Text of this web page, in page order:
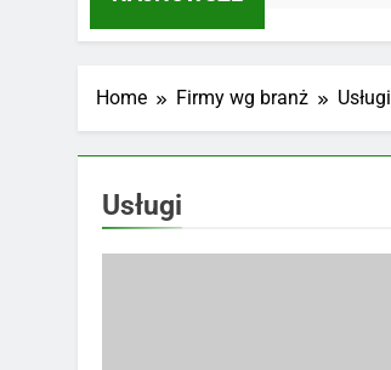
Home Firmy wg branż Usługi
Usługi